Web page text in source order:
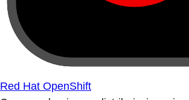
Red Hat OpenShift